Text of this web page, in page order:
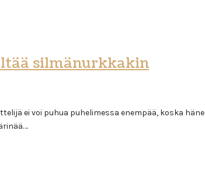
silmänurkkakin
ei voi puhua puhelimessa enempää, koska